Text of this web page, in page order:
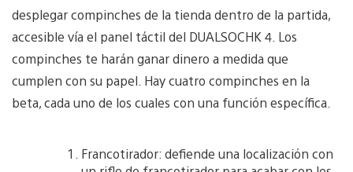
desplegar compinches de la tienda dentro de la partida,
accesible vía el panel táctil del DUALSOCHK 4. Los
compinches te harán ganar dinero a medida que
cumplen con su papel. Hay cuatro compinches en la
beta, cada uno de los cuales con una función específica.
Francotirador: defiende una localización con